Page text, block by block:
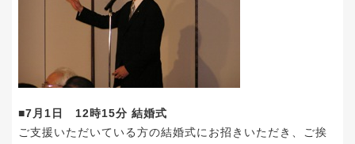
■7月1日 12時15分 結婚式
ご支援いただいている方の結婚式にお招きいただき、ご挨